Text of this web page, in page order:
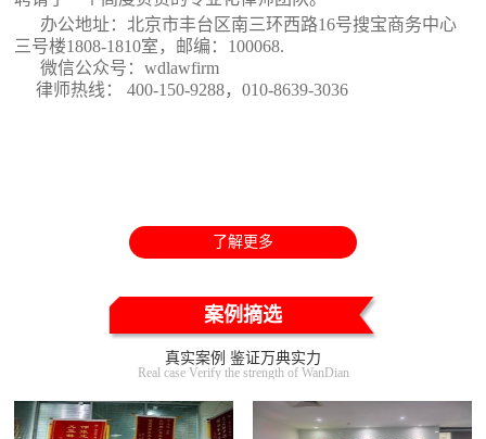
办公地址：北京市丰台区南三环西路16号搜宝商务中心
三号楼1808-1810室 ，邮编：100068.
微信公众号：wdlawfirm
律师热线： 400-150-9288，010-8639-3036
了解更多
案例摘选
真实案例 鉴证万典实力
Real case Verify the strength of WanDian